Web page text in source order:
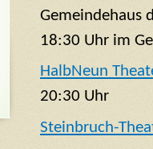
Gemeindehaus
18:30 Uhr im
HalbNeun
20:30 Uhr
Steinbruch-